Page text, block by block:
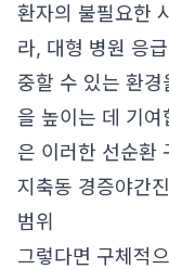
환자의 불필요한
라, 대형 병원 응
중할 수 있는 환
을 높이는 데 기여
은 이러한 선순환
지축동 경증야간
범위
그렇다면 구체적